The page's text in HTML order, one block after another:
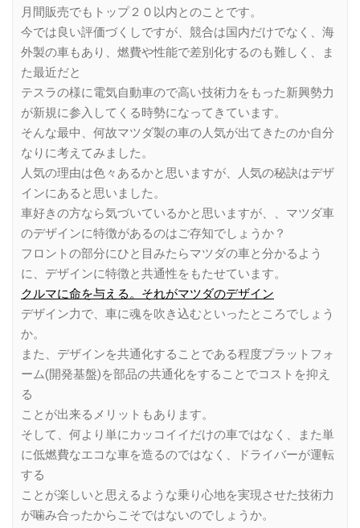
月間販売でもトップ２０以内とのことです。
今では良い評価づくしですが、競合は国内だけでなく、海
外製の車もあり、燃費や性能で差別化するのも難しく、ま
た最近だと
テスラの様に電気自動車ので高い技術力をもった新興勢力
が新規に参入してくる時勢になってきています。
そんな最中、何故マツダ製の車の人気が出てきたのか自分
なりに考えてみました。
人気の理由は色々あるかと思いますが、人気の秘訣はデザ
インにあると思いました。
車好きの方なら気づいているかと思いますが、、マツダ車
のデザインに特徴があるのはご存知でしょうか？
フロントの部分にひと目みたらマツダの車と分かるよう
に、デザインに特徴と共通性をもたせています。
クルマに命を与える。それがマツダのデザイン
デザイン力で、車に魂を吹き込むといったところでしょう
か。
また、デザインを共通化することである程度プラットフォ
ーム(開発基盤)を部品の共通化をすることでコストを抑え
る
ことが出来るメリットもあります。
そして、何より単にカッコイイだけの車ではなく、また単
に低燃費なエコな車を造るのではなく、ドライバーが運転
する
ことが楽しいと思えるような乗り心地を実現させた技術力
が噛み合ったからこそではないのでしょうか。